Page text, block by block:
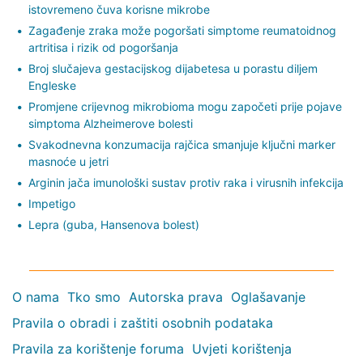
istovremeno čuva korisne mikrobe
Zagađenje zraka može pogoršati simptome reumatoidnog
artritisa i rizik od pogoršanja
Broj slučajeva gestacijskog dijabetesa u porastu diljem
Engleske
Promjene crijevnog mikrobioma mogu započeti prije pojave
simptoma Alzheimerove bolesti
Svakodnevna konzumacija rajčica smanjuje ključni marker
masnoće u jetri
Arginin jača imunološki sustav protiv raka i virusnih infekcija
Impetigo
Lepra (guba, Hansenova bolest)
O nama Tko smo Autorska prava Oglašavanje
Pravila o obradi i zaštiti osobnih podataka
Pravila za korištenje foruma Uvjeti korištenja